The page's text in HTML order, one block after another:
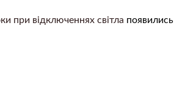
при відключеннях світла появились